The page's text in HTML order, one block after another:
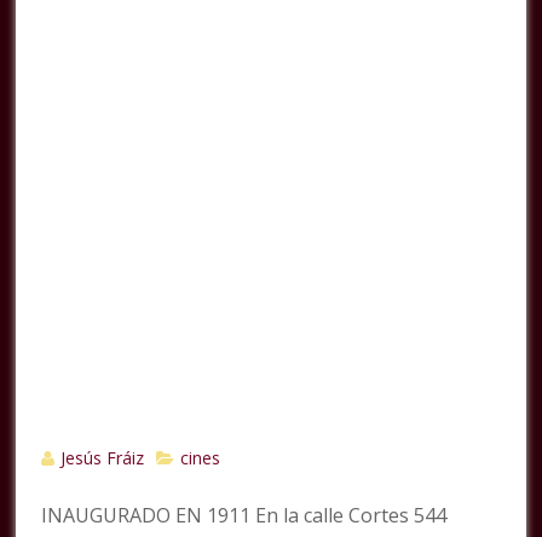
Jesús Fráiz cines
INAUGURADO EN 1911 En la calle Cortes 544